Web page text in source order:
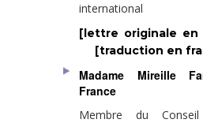
international
[lettre originale en
[traduction en
Madame Mireille
France
Membre du Conseil